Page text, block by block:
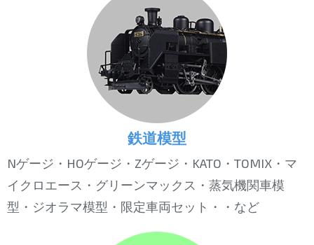
鉄道模型
Nゲージ・HOゲージ・Zゲージ・KATO・TOMIX・マ
イクロエース・グリーンマックス・蒸気機関車模
型・ジオラマ模型・限定車両セット・・など